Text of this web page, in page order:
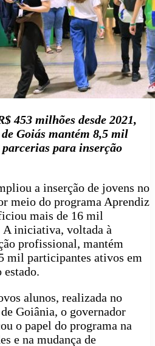
453 milhões desde 2021,
Goiás mantém 8,5 mil
para inserção
a inserção de jovens no
meio do programa Aprendiz
mais de 16 mil
A iniciativa, voltada à
profissional, mantém
mil participantes ativos em
alunos, realizada no
Goiânia, o governador
o papel do programa na
e na mudança de